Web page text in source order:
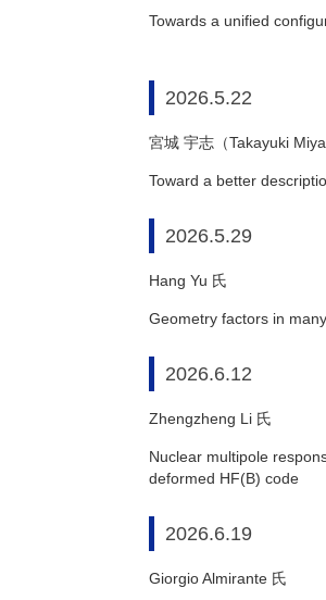
Towards a unified
2026.5.22
宮城 宇志（Takayuki
Toward a better
2026.5.29
Hang Yu 氏
Geometry factors in
2026.6.12
Zhengzheng Li 氏
Nuclear multipole
deformed HF(B) code
2026.6.19
Giorgio Almirante 氏